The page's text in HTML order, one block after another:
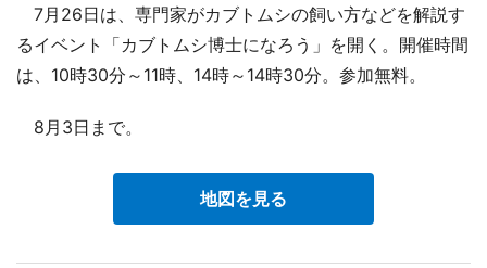
7月26日は、専門家がカブトムシの飼い方などを解説す
るイベント「カブトムシ博士になろう」を開く。開催時間
は、10時30分～11時、14時～14時30分。参加無料。
8月3日まで。
地図を見る